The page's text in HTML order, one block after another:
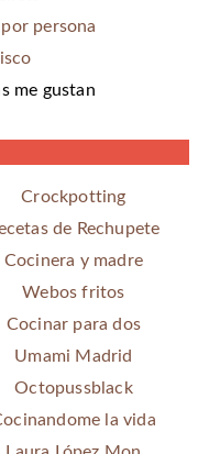
persona
me gustan
Crockpotting
de Rechupete
Cocinera y madre
Webos fritos
Cocinar para dos
Umami Madrid
Octopussblack
la vida